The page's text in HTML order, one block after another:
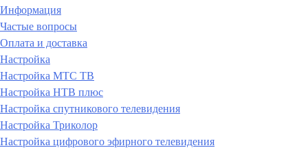
Информация
Частые вопросы
Оплата и доставка
Настройка
Настройка МТС ТВ
Настройка НТВ плюс
Настройка спутникового телевидения
Настройка Триколор
Настройка цифрового эфирного телевидения